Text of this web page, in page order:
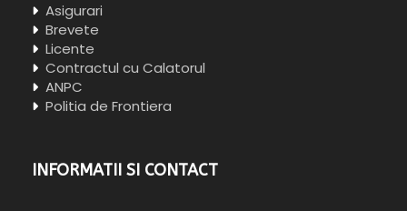
Asigurari
Brevete
Licente
Contractul cu Calatorul
ANPC
Politia de Frontiera
INFORMATII SI CONTACT